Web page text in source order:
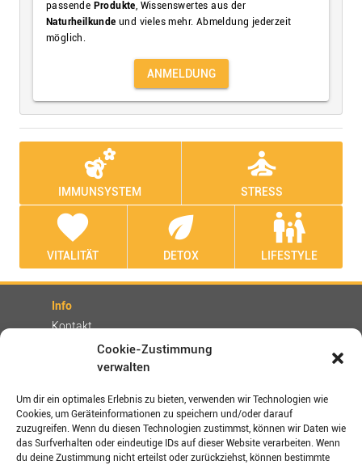
Cookie-Zustimmung
verwalten
Um dir ein optimales Erlebnis zu bieten, verwenden wir Technologien wie
Cookies, um Geräteinformationen zu speichern und/oder darauf
zuzugreifen. Wenn du diesen Technologien zustimmst, können wir Daten wie
das Surfverhalten oder eindeutige IDs auf dieser Website verarbeiten. Wenn
du deine Zustimmung nicht erteilst oder zurückziehst, können bestimmte
passende Produkte , Wissenswertes aus der
Naturheilkunde und vieles mehr. Abmeldung jederzeit
möglich.
ANMELDUNG
emoji_nature
IMMUNSYSTEM
self_improvement
STRESS
favorite
VITALITÄT
eco
DETOX
family_restroom
LIFESTYLE
Info
Kontakt
Rechtliches
Impressum
AGBs
Datenschutz / Disclaimer
Versand- und Zahlungsbedingungen